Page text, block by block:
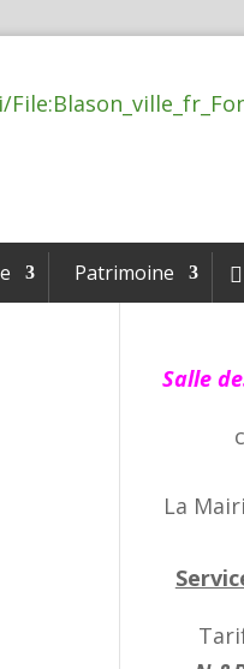
Patrimoine 
Salle
La